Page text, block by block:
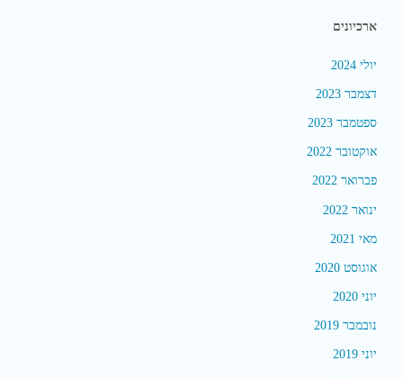
ארכיונים
יולי 2024
דצמבר 2023
ספטמבר 2023
אוקטובר 2022
פברואר 2022
ינואר 2022
מאי 2021
אוגוסט 2020
יוני 2020
נובמבר 2019
יוני 2019